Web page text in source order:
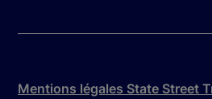
Mentions légales State Street